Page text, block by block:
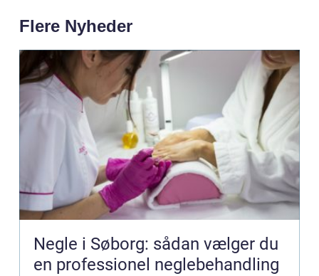
Flere Nyheder
Negle i Søborg: sådan vælger du
en professionel neglebehandling